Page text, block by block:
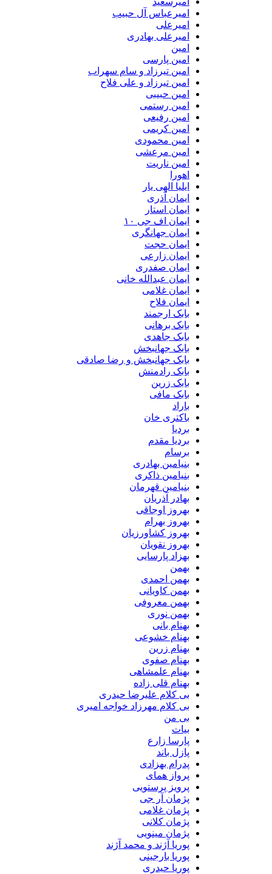
امیرعباس آل حبیب
امیرعلی
امیرعلی بهادری
امین
امین پارسی
امین تیرزاد و سام سهراب
امین تیرزاد و علی فلاح
امین حبیبی
امین رستمی
امین رفیعی
امین کریمی
امین محمودی
امین مرعشی
امین ناریت
اهورا
ایلیا الهی یار
ایمان آذری
ایمان استار
ایمان اف جی ۱۰
ایمان جهانگری
ایمان حجت
ایمان زارعی
ایمان صفدری
ایمان عبدالله خانی
ایمان غلامی
ایمان فلاح
بابک ارجمند
بابک برهانی
بابک جاهدی
بابک جهانبخش
بابک جهانبخش و رضا صادقی
بابک رادمنش
بابک زرین
بابک مافی
باراد
باکتری خان
بردیا
بردیا مقدم
برسام
بنیامین بهادری
بنیامین ذاکری
بنیامین قهرمان
بهادر آذریان
بهروز اوجاقی
بهروز بهرام
بهروز کشاورزیان
بهروز نقویان
بهزاد پارسایی
بهمن
بهمن احمدی
بهمن کاویانی
بهمن معروفی
بهمن نوری
بهنام بانی
بهنام خشوعی
بهنام زرین
بهنام صفوی
بهنام علمشاهی
بهنام قلی زاده
بی کلام علیرضا حیدری
بی کلام مهرزاد خواجه امیری
بی من
بیات
پارسا زارع
پازل باند
پدرام بهزادی
پرواز همای
پرویز پرستویی
پژمان آر جی
پژمان غلامی
پژمان کلانی
پژمان مینویی
پوریا آژند و محمد آژند
پوریا بارجینی
پوریا حیدری